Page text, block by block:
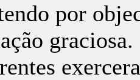
por
graciosa.